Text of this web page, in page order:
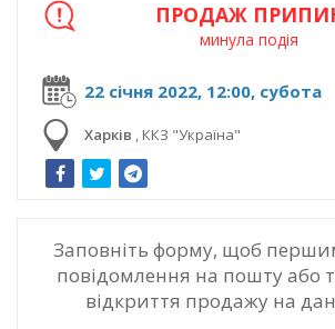
22 січня 2022, 12:00, субота
Харків , ККЗ "Україна"
ПРОДАЖ
минула подія
Заповніть форму, щоб
повідомлення на пошту або
відкриття продажу на